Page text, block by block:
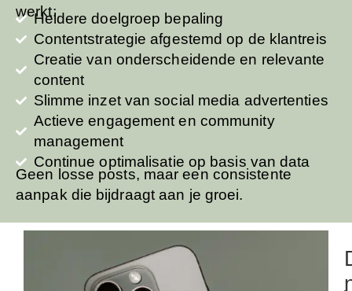
werkt:
Heldere doelgroep bepaling
Contentstrategie afgestemd op de klantreis
Creatie van onderscheidende en relevante
content
Slimme inzet van social media advertenties
Actieve engagement en community
management
Continue optimalisatie op basis van data
Geen losse posts, maar een consistente
aanpak die bijdraagt aan je groei.